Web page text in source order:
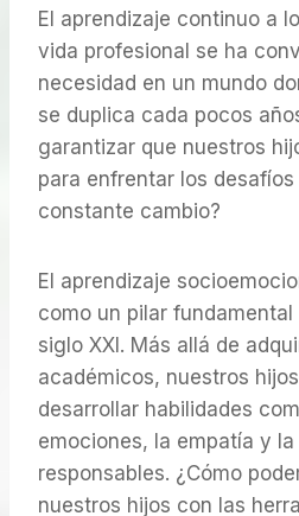
El aprendizaje continuo a
vida profesional se ha
necesidad en un mundo
se duplica cada pocos
garantizar que nuestros
para enfrentar los
constante cambio?
El aprendizaje
como un pilar
siglo XXI. Más allá de
académicos, nuestros
desarrollar habilidades
emociones, la empatía y
responsables. ¿Cómo
nuestros hijos con las